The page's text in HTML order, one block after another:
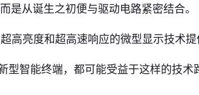
是从诞生之初便与驱动电路紧密结合。
高亮度和超高速响应的微型显示技术提
智能终端，都可能受益于这样的技术